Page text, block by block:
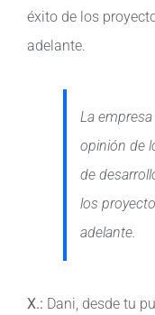
éxito de los
adelante.
La
opinión de
de
los
adelante.
X.: Dani, desde tu